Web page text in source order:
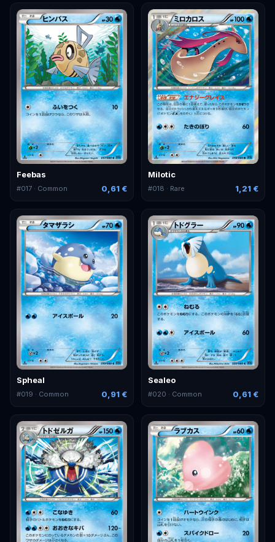
Feebas
#017 · Common 0,61 €
Milotic
#018 · Rare 1,21 €
Spheal
#019 · Common 0,91 €
Sealeo
#020 · Common 0,61 €